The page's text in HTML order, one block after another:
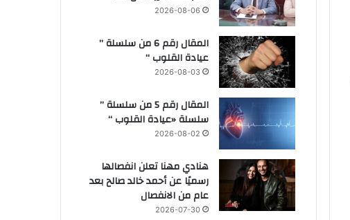
2026-08-06
المقال رقم 6 من سلسلة ”
عيادة القلوب “
2026-08-03
المقال رقم 5 من سلسلة ”
سلسلة «عيادة القلوب “
2026-08-02
هنادي مهنا تعلن انفصالها
رسميًا عن أحمد خالد صالح بعد
عام من الانفصال
2026-07-30